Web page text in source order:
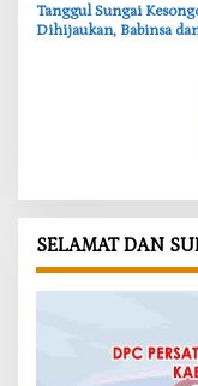
‎Tanggul Sungai
Dihijaukan, Babinsa
SELAMAT DAN